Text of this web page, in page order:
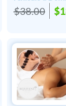
$38.00